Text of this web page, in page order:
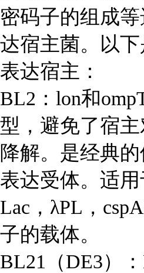
密码子的组成
达宿主菌。以
表达宿主：
BL2：lon和
型，避免了宿
降解。是经典
表达受体。适用
Lac，λPL，
子的载体。
BL21（DE3）